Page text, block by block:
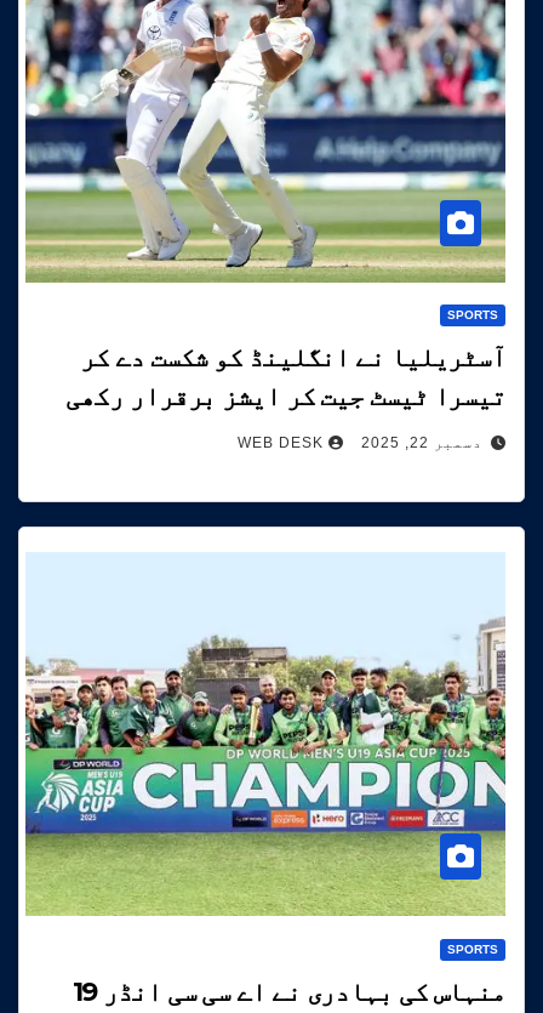
SPORTS
آسٹریلیا نے انگلینڈ کو شکست دے کر
تیسرا ٹیسٹ جیت کر ایشز برقرار رکھی
دسمبر 22, 2025 WEB DESK
SPORTS
منہاس کی بہادری نے اے سی سی انڈر 19